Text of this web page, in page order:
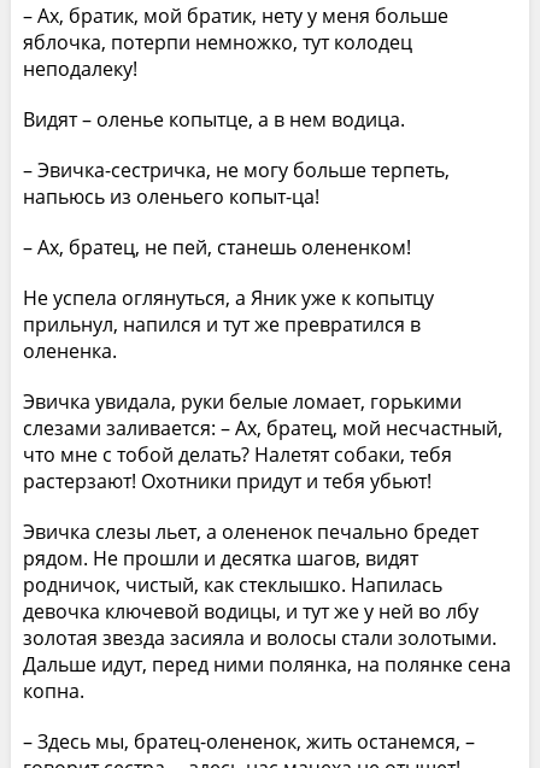
– Ах, братик, мой братик, нету у меня больше
яблочка, потерпи немножко, тут колодец
неподалеку!
Видят – оленье копытце, а в нем водица.
– Эвичка-сестричка, не могу больше терпеть,
напьюсь из оленьего копыт-ца!
– Ах, братец, не пей, станешь олененком!
Не успела оглянуться, а Яник уже к копытцу
прильнул, напился и тут же превратился в
олененка.
Эвичка увидала, руки белые ломает, горькими
слезами заливается: – Ах, братец, мой несчастный,
что мне с тобой делать? Налетят собаки, тебя
растерзают! Охотники придут и тебя убьют!
Эвичка слезы льет, а олененок печально бредет
рядом. Не прошли и десятка шагов, видят
родничок, чистый, как стеклышко. Напилась
девочка ключевой водицы, и тут же у ней во лбу
золотая звезда засияла и волосы стали золотыми.
Дальше идут, перед ними полянка, на полянке сена
копна.
– Здесь мы, братец-олененок, жить останемся, –